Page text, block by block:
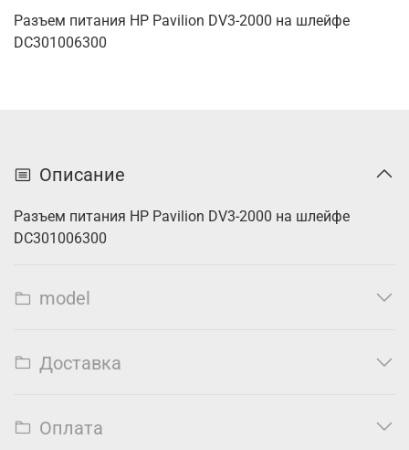
Разъем питания HP Pavilion DV3-2000 на шлейфе
DC301006300
Описание
Разъем питания HP Pavilion DV3-2000 на шлейфе
DC301006300
model
Доставка
Оплата